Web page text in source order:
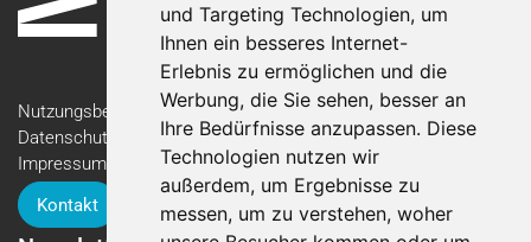
und Targeting Technologien, um
Ihnen ein besseres Internet-
Erlebnis zu ermöglichen und die
Werbung, die Sie sehen, besser an
Ihre Bedürfnisse anzupassen. Diese
Technologien nutzen wir
außerdem, um Ergebnisse zu
messen, um zu verstehen, woher
Nutzungsbedingungen
Datenschutzerklärung
Impressum
Kontakt